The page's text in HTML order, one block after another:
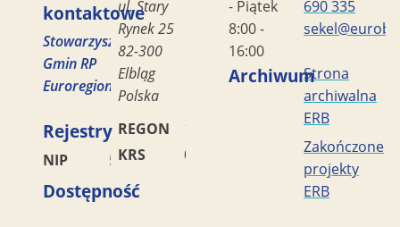
kontaktowe
Stowarzyszenie
Gmin RP
Euroregion
ul. Stary
Rynek 25
82-300
Elbląg
Polska
Rejestry
NIP 5782449856
REGON
170419477
KRS
0000042453
Dostępność
- Piątek
8:00 -
16:00
690 335
ArchiwumStrona
archiwalna
ERB
Zakończone
projekty
ERB